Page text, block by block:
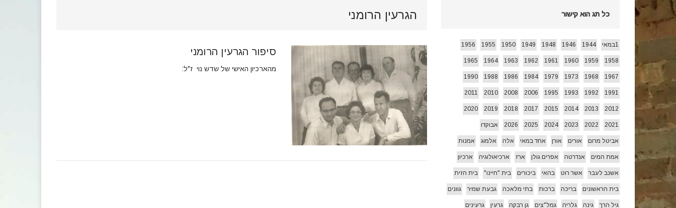
[ 26/07/2026 ] זרעי קיץ/ היי הג'יפ אורים
הגרעין הרומני
סיפור הגרעין הרומני
מהארכיון האישי של שדש נוי ז"ל:
כל תג הוא קישור
1במאי 1944
1946
1948
1949
1950
1955
1956
1958
1959
1960
1961
1962
1963
1964
1965
1967
1968
1973
1979
1984
1986
1988
1990
1991
1992
1993
1995
2006
2008
2010
2011
2012
2013
2014
2015
2017
2018
2019
2020
2021
2022
2023
2024
2025
2026 אבוקדו
אביטל מרום אורים אורן אחד במאי אלה אלמוג אמנות
אמת המים אנדרטה אפרים גולן ארז ארכיאולוגיה ארכיון
אשנב לעבר אשר רוט בהאי ביכורים בית "חיינו" בית הזית
בית הראשונים בריכה ברכות בתי מלאכה גבעת שמיר גוונים
גיל הרך גינה גלריה גמל"צים גן רבקה גרעין גרעינים